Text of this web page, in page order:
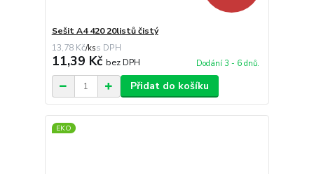
Sešit A4 420 20listů čistý
13,78 Kč/ks
11,39 Kč bez DPH Dodání 3 - 6 dnů.
Přidat do košíku
EKO